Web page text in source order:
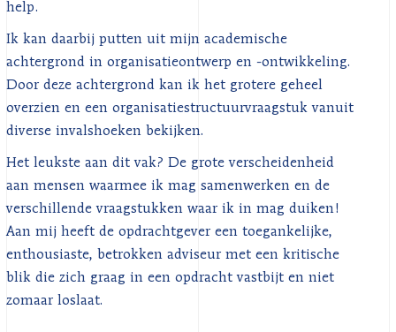
help.
Ik kan daarbij putten uit mijn academische
achtergrond in organisatieontwerp en -ontwikkeling.
Door deze achtergrond kan ik het grotere geheel
overzien en een organisatiestructuurvraagstuk vanuit
diverse invalshoeken bekijken.
Het leukste aan dit vak? De grote verscheidenheid
aan mensen waarmee ik mag samenwerken en de
verschillende vraagstukken waar ik in mag duiken!
Aan mij heeft de opdrachtgever een toegankelijke,
enthousiaste, betrokken adviseur met een kritische
blik die zich graag in een opdracht vastbijt en niet
zomaar loslaat.